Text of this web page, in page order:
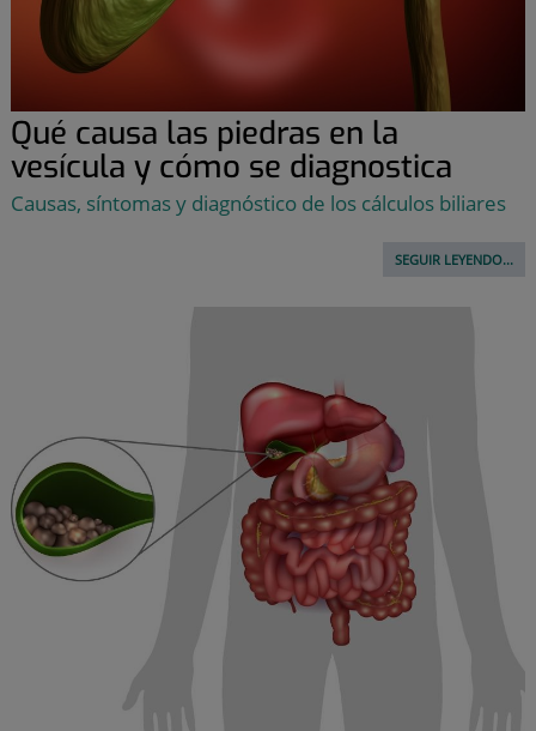
Qué causa las piedras en la
vesícula y cómo se diagnostica
Causas, síntomas y diagnóstico de los cálculos biliares
SEGUIR LEYENDO...